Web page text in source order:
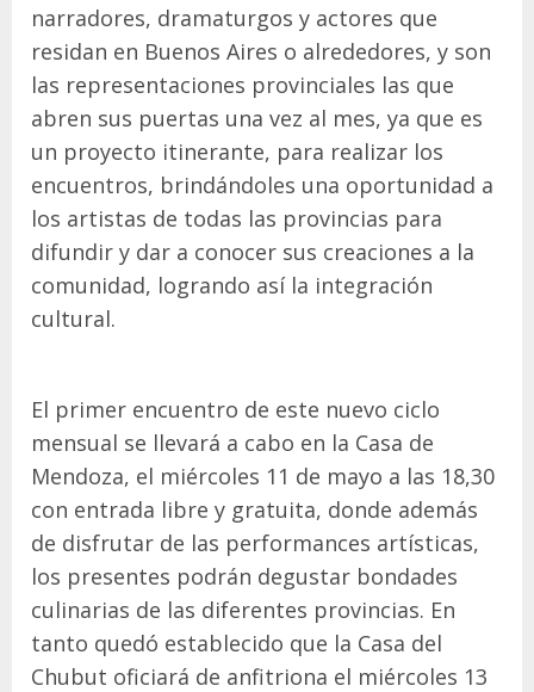
narradores, dramaturgos y actores que
residan en Buenos Aires o alrededores, y son
las representaciones provinciales las que
abren sus puertas una vez al mes, ya que es
un proyecto itinerante, para realizar los
encuentros, brindándoles una oportunidad a
los artistas de todas las provincias para
difundir y dar a conocer sus creaciones a la
comunidad, logrando así la integración
cultural.
El primer encuentro de este nuevo ciclo
mensual se llevará a cabo en la Casa de
Mendoza, el miércoles 11 de mayo a las 18,30
con entrada libre y gratuita, donde además
de disfrutar de las performances artísticas,
los presentes podrán degustar bondades
culinarias de las diferentes provincias. En
tanto quedó establecido que la Casa del
Chubut oficiará de anfitriona el miércoles 13